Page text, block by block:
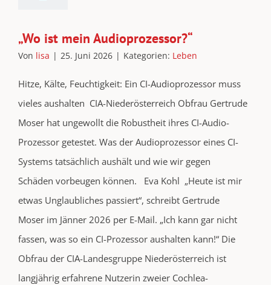
„Wo ist mein Audioprozessor?“
Von lisa | 25. Juni 2026 | Kategorien: Leben
Hitze, Kälte, Feuchtigkeit: Ein CI-Audioprozessor muss
vieles aushalten CIA-Niederösterreich Obfrau Gertrude
Moser hat ungewollt die Robustheit ihres CI-Audio-
Prozessor getestet. Was der Audioprozessor eines CI-
Systems tatsächlich aushält und wie wir gegen
Schäden vorbeugen können. Eva Kohl „Heute ist mir
etwas Unglaubliches passiert“, schreibt Gertrude
Moser im Jänner 2026 per E-Mail. „Ich kann gar nicht
fassen, was so ein CI-Prozessor aushalten kann!“ Die
Obfrau der CIA-Landesgruppe Niederösterreich ist
langjährig erfahrene Nutzerin zweier Cochlea-